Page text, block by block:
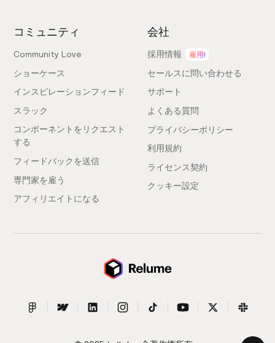
コミュニティ
Community Love
ショーケース
インスピレーションフィード
スラック
コンポーネントをリクエスト
する
フィードバックを送信
専門家を雇う
アフィリエイトになる
会社
採用情報 雇用!
セールスに問い合わせる
サポート
よくある質問
プライバシーポリシー
利用規約
ライセンス契約
クッキー設定